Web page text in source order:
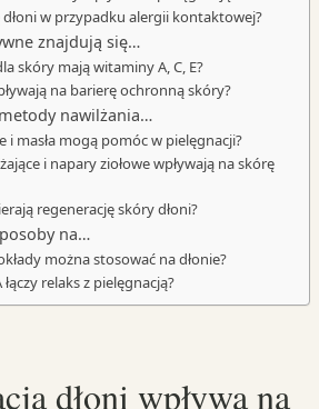
dłoni w przypadku alergii kontaktowej?
znajdują się…
skóry mają witaminy A, C, E?
na barierę ochronną skóry?
nawilżania…
i masła mogą pomóc w pielęgnacji?
i napary ziołowe wpływają na skórę
regenerację skóry dłoni?
na…
można stosować na dłonie?
łączy relaks z pielęgnacją?
dłoni wpływa na